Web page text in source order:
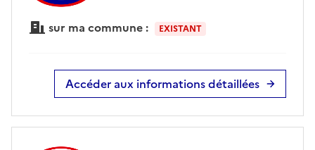
sur ma commune : EXISTANT
Accéder aux informations détaillées